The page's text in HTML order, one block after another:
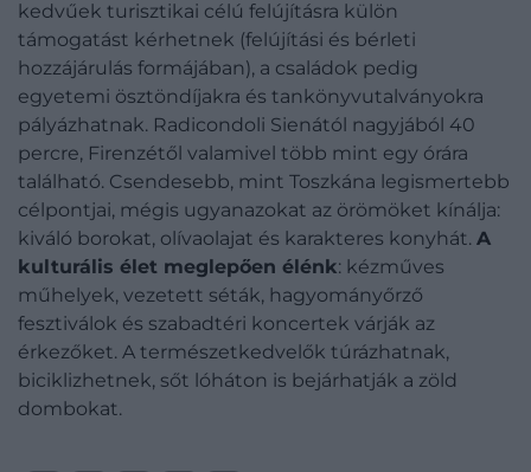
kedvűek turisztikai célú felújításra külön
támogatást kérhetnek (felújítási és bérleti
hozzájárulás formájában), a családok pedig
egyetemi ösztöndíjakra és tankönyvutalványokra
pályázhatnak. Radicondoli Sienától nagyjából 40
percre, Firenzétől valamivel több mint egy órára
található. Csendesebb, mint Toszkána legismertebb
célpontjai, mégis ugyanazokat az örömöket kínálja:
kiváló borokat, olívaolajat és karakteres konyhát. A
kulturális élet meglepően élénk: kézműves
műhelyek, vezetett séták, hagyományőrző
fesztiválok és szabadtéri koncertek várják az
érkezőket. A természetkedvelők túrázhatnak,
biciklizhetnek, sőt lóháton is bejárhatják a zöld
dombokat.